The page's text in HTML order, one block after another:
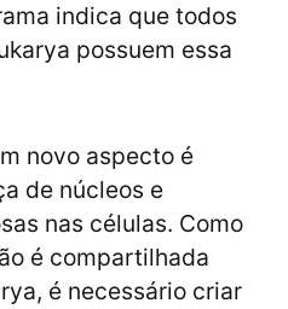
indica que todos
possuem essa
novo aspecto é
de núcleos e
nas células. Como
é compartilhada
é necessário criar